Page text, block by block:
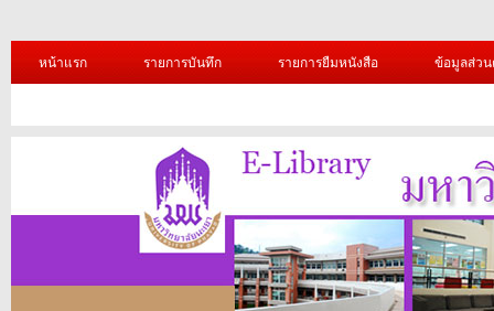
หน้าแรก รายการบันทึก รายการยืมหนังสือ ข้อมูลส่ว